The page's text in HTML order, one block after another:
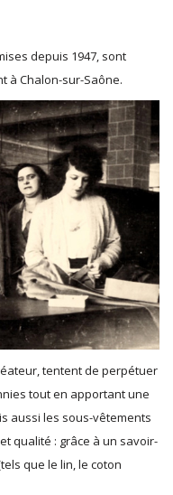
depuis 1947, sont
à Chalon-sur-Saône.
tentent de perpétuer
tout en apportant une
aussi les sous-vêtements
qualité : grâce à un savoir-
que le lin, le coton